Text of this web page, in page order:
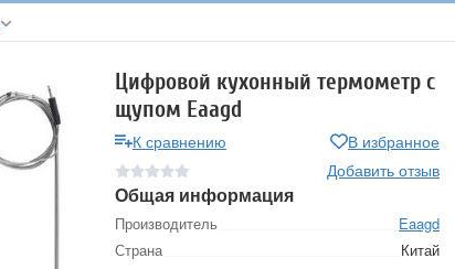
Цифровой кухонный термометр с
щупом Eaagd
К сравнению
В избранное
Добавить отзыв
Общая информация
Производитель
Eaagd
Страна
Китай